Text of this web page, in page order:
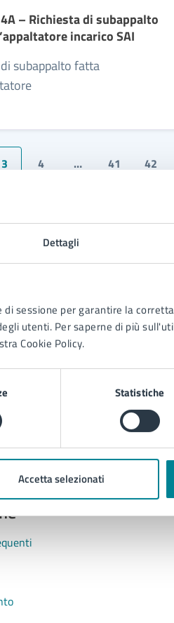
Dettagli
sessione per garantire la
utenti. Per saperne di più
Cookie Policy.
Statistiche
Accetta selezionati
– Richiesta di subappalto
incarico SAI
subappalto fatta
3 4 … 41 42
le informazioni su
su 5
5